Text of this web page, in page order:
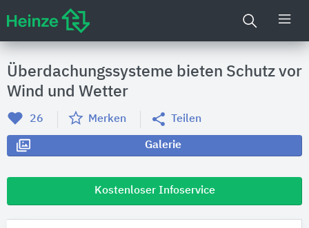
Überdachungssysteme bieten Schutz vor
Wind und Wetter
26 Merken Teilen
Galerie
Kostenloser Infoservice